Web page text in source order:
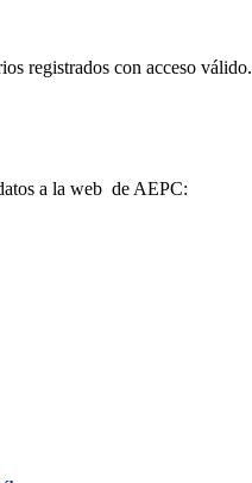
registrados con acceso válido.
a la web de AEPC: